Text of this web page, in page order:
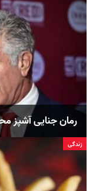
رمان جنایی آشپز
زندگی